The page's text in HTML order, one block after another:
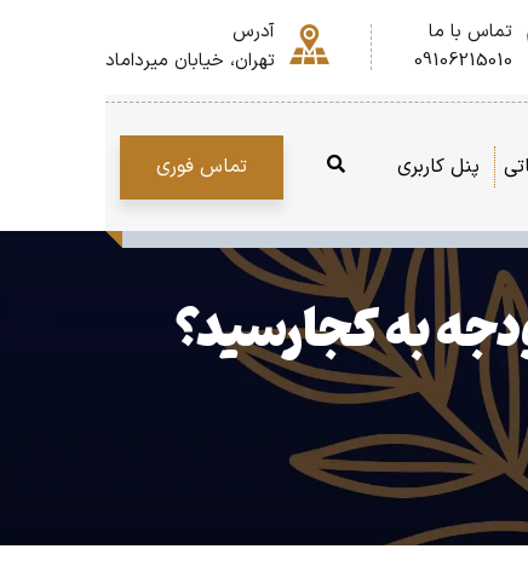
تماس با ما
09106215010
آدرس
تهران، خیابان میرداماد
پنل کاربری تماس فوری
به کجارسید؟